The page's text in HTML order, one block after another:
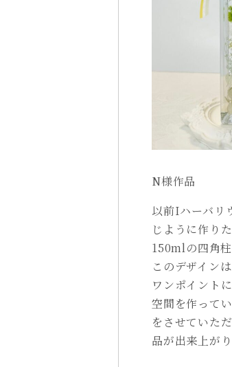
N様作品
以前Iハーバリ
じように作り
150mlの四角柱
このデザイン
ワンポイント
空間を作って
をさせていた
品が出来上が